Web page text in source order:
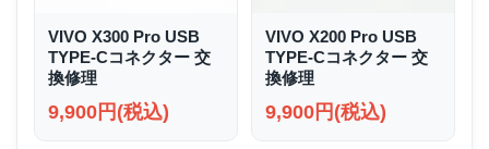
VIVO X300 Pro USB
TYPE-Cコネクター 交
換修理
9,900円(税込)
VIVO X200 Pro USB
TYPE-Cコネクター 交
換修理
9,900円(税込)